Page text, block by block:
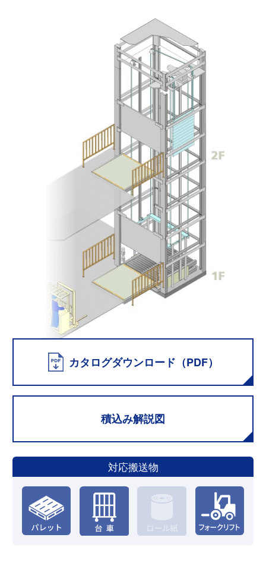
積込み解説図
対応搬送物
カタログダウンロード（PDF）